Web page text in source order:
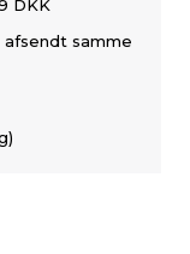
DKK
afsendt samme